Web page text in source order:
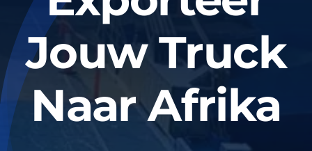
Jouw Truck
Naar Afrika